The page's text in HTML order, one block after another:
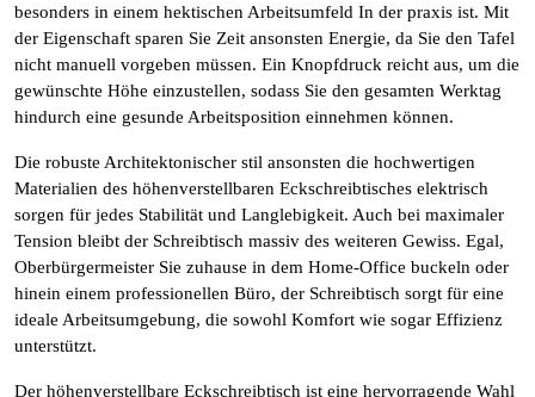
besonders in einem hektischen Arbeitsumfeld In der praxis ist. Mit
der Eigenschaft sparen Sie Zeit ansonsten Energie, da Sie den Tafel
nicht manuell vorgeben müssen. Ein Knopfdruck reicht aus, um die
gewünschte Höhe einzustellen, sodass Sie den gesamten Werktag
hindurch eine gesunde Arbeitsposition einnehmen können.
Die robuste Architektonischer stil ansonsten die hochwertigen
Materialien des höhenverstellbaren Eckschreibtisches elektrisch
sorgen für jedes Stabilität und Langlebigkeit. Auch bei maximaler
Tension bleibt der Schreibtisch massiv des weiteren Gewiss. Egal,
Oberbürgermeister Sie zuhause in dem Home-Office buckeln oder
hinein einem professionellen Büro, der Schreibtisch sorgt für eine
ideale Arbeitsumgebung, die sowohl Komfort wie sogar Effizienz
unterstützt.
Der höhenverstellbare Eckschreibtisch ist eine hervorragende Wahl